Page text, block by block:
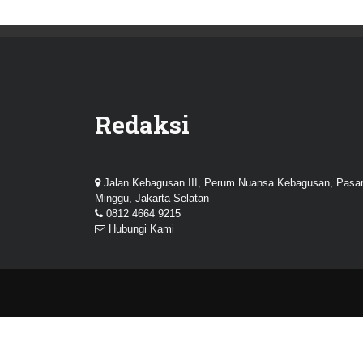
Redaksi
Jalan Kebagusan III, Perum Nuansa Kebagusan, Pasar
Minggu, Jakarta Selatan
0812 4664 9215
Hubungi Kami